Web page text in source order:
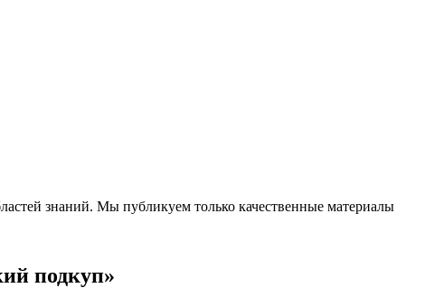
знаний. Мы публикуем только качественные материалы
подкуп»